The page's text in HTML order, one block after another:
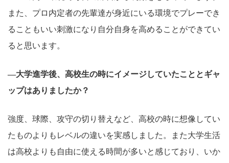
また、プロ内定者の先輩達が身近にいる環境でプレーでき
ることもいい刺激になり自分自身を高めることができてい
ると思います。
―大学進学後、高校生の時にイメージしていたこととギャ
ップはありましたか？
強度、球際、攻守の切り替えなど、高校の時に想像してい
たものよりもレベルの違いを実感しました。また大学生活
は高校よりも自由に使える時間が多いと感じており、いか